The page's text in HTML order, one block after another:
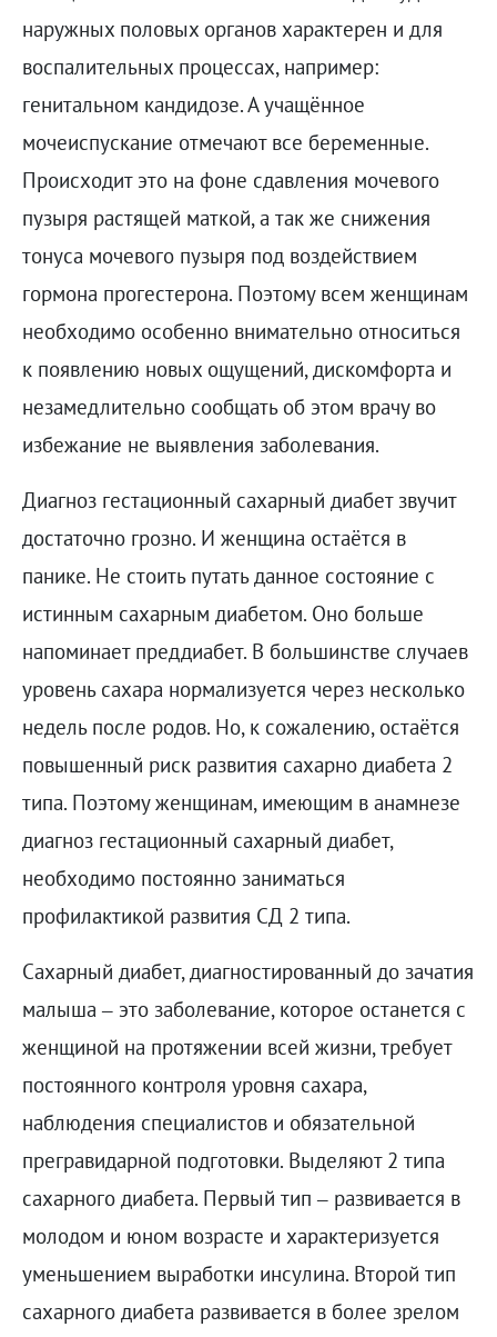
наружных половых органов характерен и для
воспалительных процессах, например:
генитальном кандидозе. А учащённое
мочеиспускание отмечают все беременные.
Происходит это на фоне сдавления мочевого
пузыря растящей маткой, а так же снижения
тонуса мочевого пузыря под воздействием
гормона прогестерона. Поэтому всем женщинам
необходимо особенно внимательно относиться
к появлению новых ощущений, дискомфорта и
незамедлительно сообщать об этом врачу во
избежание не выявления заболевания.
Диагноз гестационный сахарный диабет звучит
достаточно грозно. И женщина остаётся в
панике. Не стоить путать данное состояние с
истинным сахарным диабетом. Оно больше
напоминает преддиабет. В большинстве случаев
уровень сахара нормализуется через несколько
недель после родов. Но, к сожалению, остаётся
повышенный риск развития сахарно диабета 2
типа. Поэтому женщинам, имеющим в анамнезе
диагноз гестационный сахарный диабет,
необходимо постоянно заниматься
профилактикой развития СД 2 типа.
Сахарный диабет, диагностированный до зачатия
малыша – это заболевание, которое останется с
женщиной на протяжении всей жизни, требует
постоянного контроля уровня сахара,
наблюдения специалистов и обязательной
прегравидарной подготовки. Выделяют 2 типа
сахарного диабета. Первый тип – развивается в
молодом и юном возрасте и характеризуется
уменьшением выработки инсулина. Второй тип
сахарного диабета развивается в более зрелом